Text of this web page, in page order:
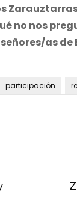
no nos
señores/as
participación